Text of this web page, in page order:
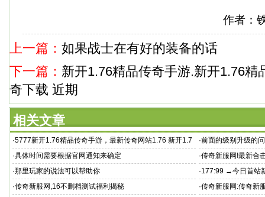
作者：
上一篇： 如果战士在有好的装备的话
下一篇： 新开1.76精品传奇手游.新开1.76精
奇下载 近期
相关文章
·5777新开1.76精品传奇手游，最新传奇网站1.76 新开1.7
6复古传奇网
·前面的级别升级的
·具体时间需要根据官网通知来确定 ·传奇新服网!最新合
·那里玩家的说法可以帮助你 ·177:99 →今日首站
·传奇新服网,16不删档测试福利揭秘 ·传奇新服网:传奇新